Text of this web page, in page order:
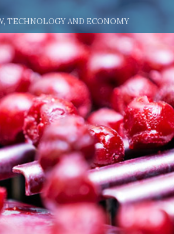
TECHNOLOGY AND ECONOMY